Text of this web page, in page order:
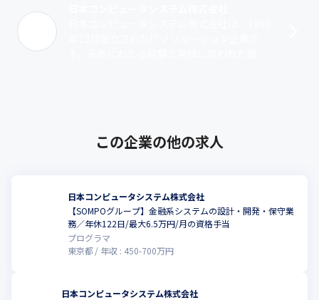
この企業の他の求人
日本コンピュータシステム株式会社
【SOMPOグループ】金融系システムの設計・開発・保守業
務／年休122日/最大6.5万円/月の資格手当
プログラマ
東京都
年収 : 450-700万円
日本コンピュータシステム株式会社